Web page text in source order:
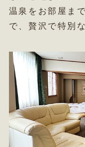
温泉をお部屋ま
で、贅沢で特別